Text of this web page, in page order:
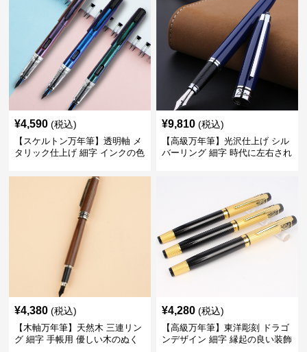
¥4,590 (税込)
【スケルトン万年筆】透明軸 メ
タリック仕上げ 細字 インクの色
する
¥9,810 (税込)
【高級万年筆】光沢仕上げ シル
バーリング 細字 時代に左右され
¥4,380 (税込)
【木軸万年筆】天然木 三連リン
グ 細字 手帳用 優しい木のぬく
¥4,280 (税込)
【高級万年筆】東洋彫刻 ドラゴ
ンデザイン 細字 縁起の良い装飾